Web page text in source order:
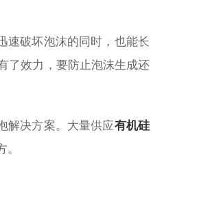
速破坏泡沫的同时，也能长
了效力，要防止泡沫生成还
解决方案。大量供应有机硅